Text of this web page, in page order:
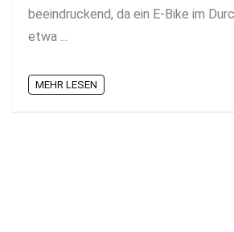
beeindruckend, da ein E-Bike im
etwa ...
MEHR LESEN